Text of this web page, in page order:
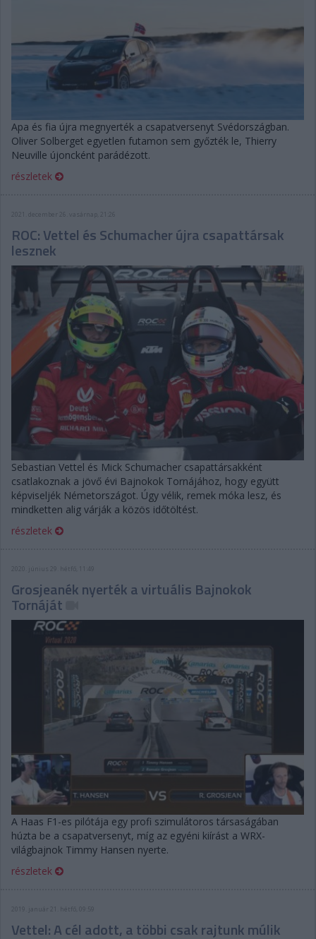
Apa és fia újra megnyerték a csapatversenyt Svédországban.
Oliver Solberget egyetlen futamon sem győzték le, Thierry
Neuville újoncként parádézott.
részletek
2021. december 26. vasárnap, 21:26
ROC: Vettel és Schumacher újra csapattársak
lesznek
Sebastian Vettel és Mick Schumacher csapattársakként
csatlakoznak a jövő évi Bajnokok Tornájához, hogy együtt
képviseljék Németországot. Úgy vélik, remek móka lesz, és
mindketten alig várják a közös időtöltést.
részletek
2020. június 29. hétfő, 11:49
Grosjeanék nyerték a virtuális Bajnokok
Tornáját
A Haas F1-es pilótája egy profi szimulátoros társaságában
húzta be a csapatversenyt, míg az egyéni kiírást a WRX-
világbajnok Timmy Hansen nyerte.
részletek
2019. január 21. hétfő, 09:59
Vettel: A cél adott, a többi csak rajtunk múlik